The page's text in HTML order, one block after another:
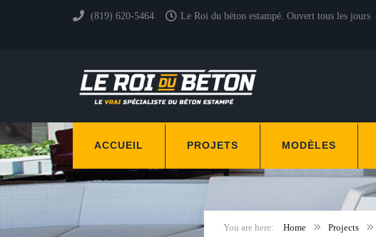
(819) 620-5464 Le Roi du béton estampé. Ouvert tous les jours
ACCUEIL PROJETS MODÈLES
Home Projects